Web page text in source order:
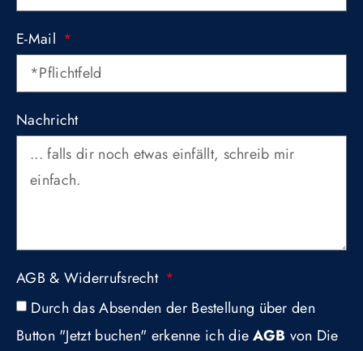
E-Mail
Nachricht
AGB & Widerrufsrecht
Durch das Absenden der Bestellung über den
Button "Jetzt buchen" erkenne ich dieAGB von Die